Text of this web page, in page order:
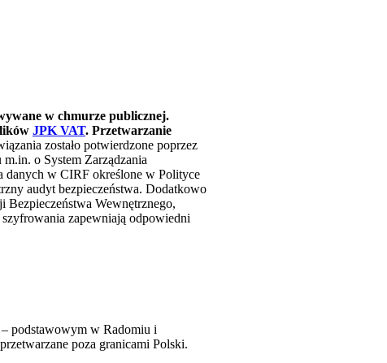
w chmurze publicznej.
JPK VAT. Przetwarzanie
zostało potwierdzone poprzez
o System Zarządzania
danych w CIRF określone w Polityce
audyt bezpieczeństwa. Dodatkowo
Wewnętrznego,
zapewniają odpowiedni
podstawowym w Radomiu i
poza granicami Polski.